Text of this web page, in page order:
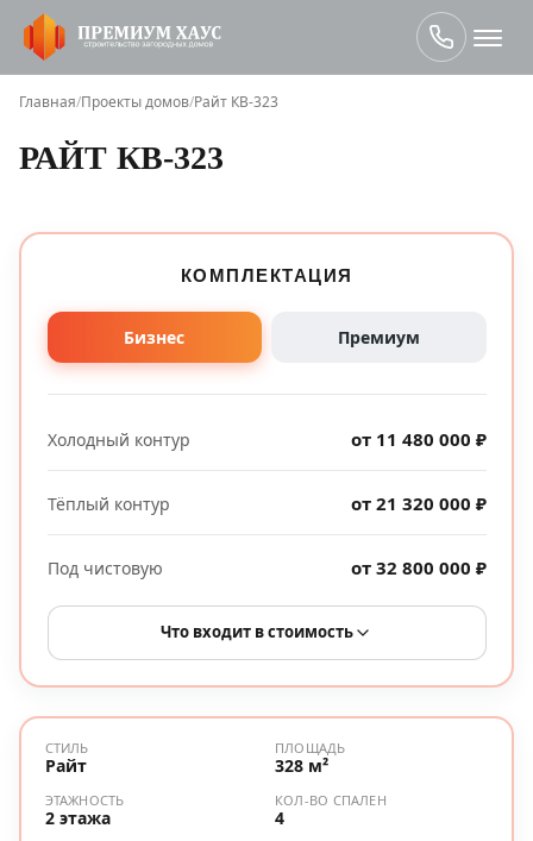
Главная/Проекты домов/Райт КВ-323
РАЙТ КВ-323
КОМПЛЕКТАЦИЯ
Бизнес Премиум
Холодный контур от 11 480 000 ₽
Тёплый контур от 21 320 000 ₽
Под чистовую от 32 800 000 ₽
Что входит в стоимость
СТИЛЬ
Райт
ПЛОЩАДЬ
328 м²
ЭТАЖНОСТЬ
2 этажа
КОЛ-ВО СПАЛЕН
4